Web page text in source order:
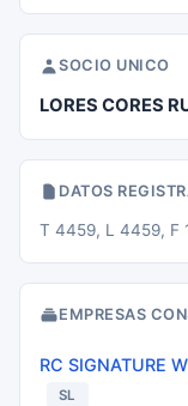
SOCIO UNICO
LORES CORES
DATOS
T 4459, L 4459, F
EMPRESAS
RC SIGNATURE
SL